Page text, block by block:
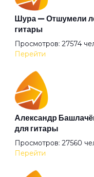
Шура — Отшумели
гитары
Просмотров: 27574
Перейти
Александр
для гитары
Просмотров: 27560
Перейти